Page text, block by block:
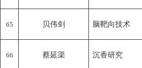
65 贝伟剑 脑靶向技术
66 蔡延渠 沉香研究